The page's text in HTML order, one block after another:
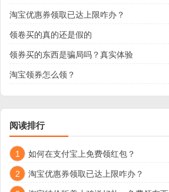
淘宝优惠券领取已达上限咋办？
领卷买的真的还是假的
领券买的东西是骗局吗？真实体验
淘宝领券怎么领？
阅读排行
1 如何在支付宝上免费领红包？
2 淘宝优惠券领取已达上限咋办？